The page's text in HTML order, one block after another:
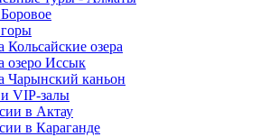
Кольсайские озера
озеро Иссык
Чарынский каньон
VIP-залы
в Актау
в Караганде